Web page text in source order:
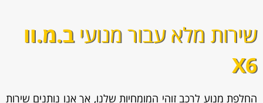
שירות מלא עבור מנועיב.מ.וו
X6
החלפת מנוע לרכב זוהי המומחיות שלנו, אך אנו נותנים שירות